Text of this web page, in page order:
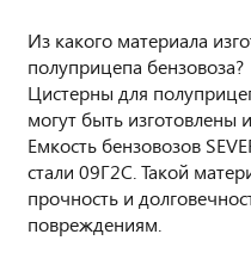
Из какого материала
полуприцепа бензовоза?
Цистерны для
могут быть изготовлены
Емкость бензовозов
стали 09Г2С. Такой
прочность и
повреждениям.